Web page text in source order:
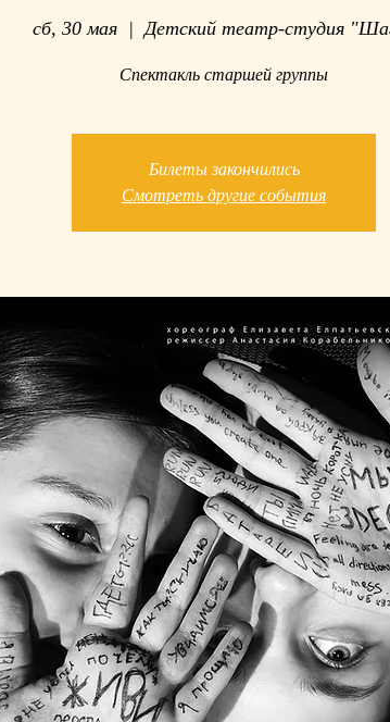
сб, 30 мая
  |
Детский театр-студия
Спектакль старшей группы
Билеты закончились
Смотреть другие события